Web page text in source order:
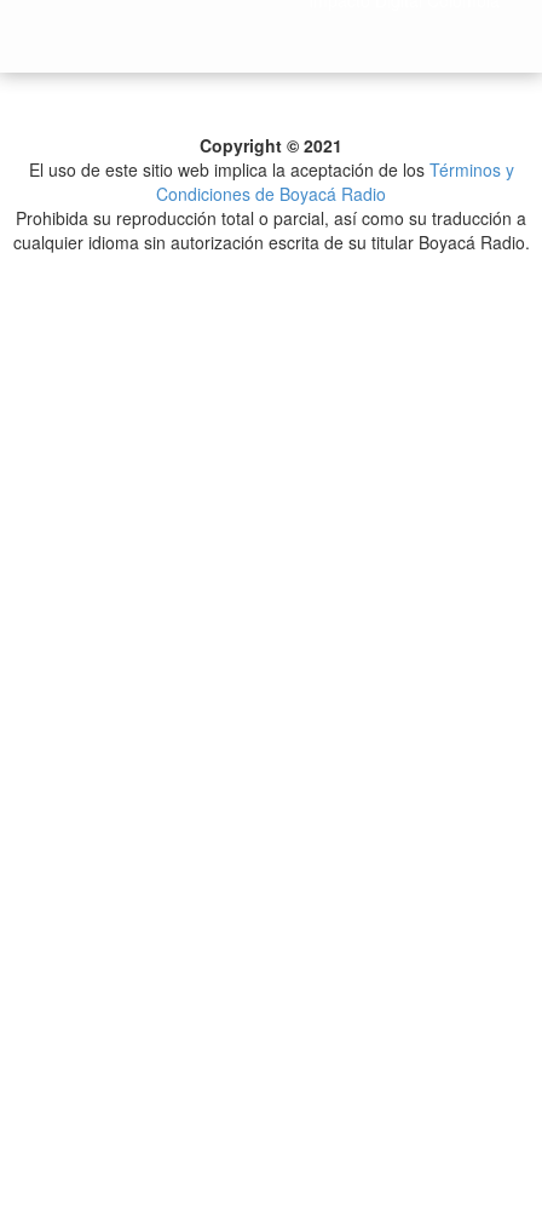
Copyright © 2021
El uso de este sitio web implica la aceptación de los Términos y
Condiciones de Boyacá Radio
Prohibida su reproducción total o parcial, así como su traducción a
cualquier idioma sin autorización escrita de su titular Boyacá Radio.